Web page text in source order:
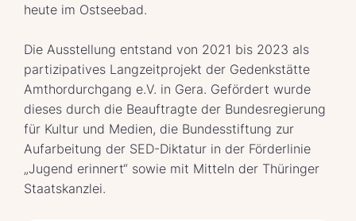
heute im Ostseebad.
Die Ausstellung entstand von 2021 bis 2023 als
partizipatives Langzeitprojekt der Gedenkstätte
Amthordurchgang e.V. in Gera. Gefördert wurde
dieses durch die Beauftragte der Bundesregierung
für Kultur und Medien, die Bundesstiftung zur
Aufarbeitung der SED-Diktatur in der Förderlinie
„Jugend erinnert“ sowie mit Mitteln der Thüringer
Staatskanzlei.